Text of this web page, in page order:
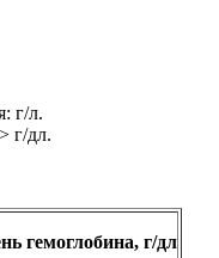
г/л.
г/дл.
гемоглобина, г/дл